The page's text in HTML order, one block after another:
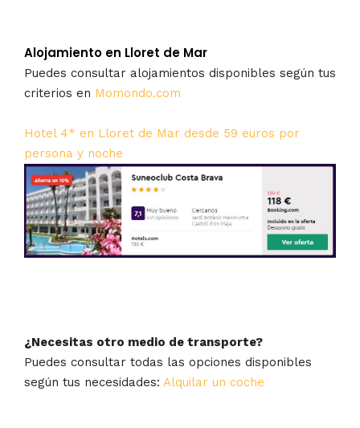
Alojamiento en Lloret de Mar
Puedes consultar alojamientos disponibles según tus
criterios en Momondo.com
Hotel 4* en Lloret de Mar desde 59 euros por
persona y noche
¿Necesitas otro medio de transporte?
Puedes consultar todas las opciones disponibles
según tus necesidades: Alquilar un coche